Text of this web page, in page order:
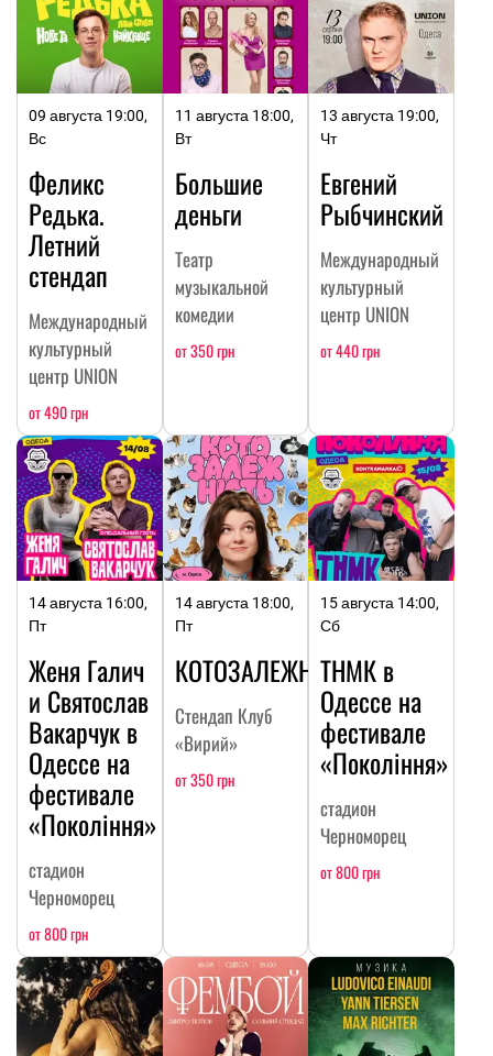
09 августа 19:00,
Вс
Феликс
Редька.
Летний
стендап
Международный
культурный
центр UNION
от 490 грн
11 августа 18:00,
Вт
Большие
деньги
Театр
музыкальной
комедии
от 350 грн
13 августа 19:00,
Чт
Евгений
Рыбчинский
Международный
культурный
центр UNION
от 440 грн
14 августа 16:00,
Пт
Женя Галич
и Святослав
Вакарчук в
Одессе на
фестивале
«Покоління»
стадион
Черноморец
от 800 грн
14 августа 18:00,
Пт
КОТОЗАЛЕЖНОСТЬ
Стендап Клуб
«Вирий»
от 350 грн
15 августа 14:00,
Сб
ТНМК в
Одессе на
фестивале
«Покоління»
стадион
Черноморец
от 800 грн